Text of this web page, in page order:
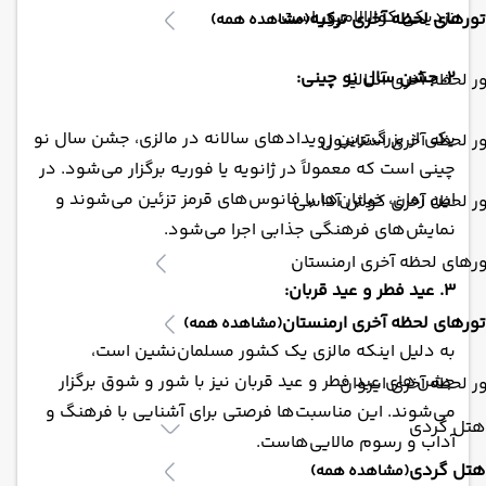
تورهای لحظه آخری ترکیه(مشاهده همه)
لحظه آخری آنتالیا
لحظه آخری استانبول
لحظه آخری کوش آداسی
لحظه آخری ارمنستان
تورهای لحظه آخری ارمنستان(مشاهده همه)
لحظه آخری ایروان
هتل گردی
هتل گردی(مشاهده همه)
نزدیکی کوالالامپور است.
2. جشن سال نو چینی:
یکی از بزرگ‌ترین رویدادهای سالانه در مالزی، جشن سال نو
چینی است که معمولاً در ژانویه یا فوریه برگزار می‌شود. در
این زمان، خیابان‌ها با فانوس‌های قرمز تزئین می‌شوند و
نمایش‌های فرهنگی جذابی اجرا می‌شود.
3. عید فطر و عید قربان:
به دلیل اینکه مالزی یک کشور مسلمان‌نشین است،
جشن‌های عید فطر و عید قربان نیز با شور و شوق برگزار
می‌شوند. این مناسبت‌ها فرصتی برای آشنایی با فرهنگ و
آداب و رسوم مالایی‌هاست.